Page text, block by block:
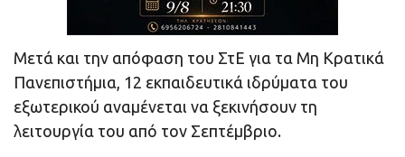
Μετά και την απόφαση του ΣτΕ για τα Μη Κρατικά
Πανεπιστήμια, 12 εκπαιδευτικά ιδρύματα του
εξωτερικού αναμένεται να ξεκινήσουν τη
λειτουργία του από τον Σεπτέμβριο.